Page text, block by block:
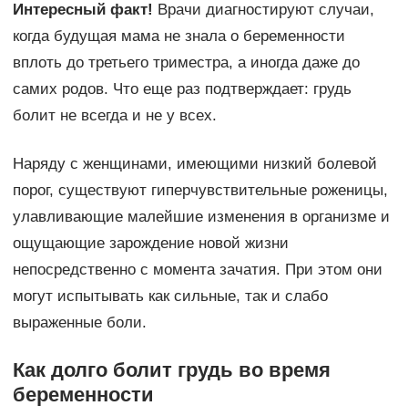
Интересный факт! Врачи диагностируют случаи,
когда будущая мама не знала о беременности
вплоть до третьего триместра, а иногда даже до
самих родов. Что еще раз подтверждает: грудь
болит не всегда и не у всех.
Наряду с женщинами, имеющими низкий болевой
порог, существуют гиперчувствительные роженицы,
улавливающие малейшие изменения в организме и
ощущающие зарождение новой жизни
непосредственно с момента зачатия. При этом они
могут испытывать как сильные, так и слабо
выраженные боли.
Как долго болит грудь во время
беременности